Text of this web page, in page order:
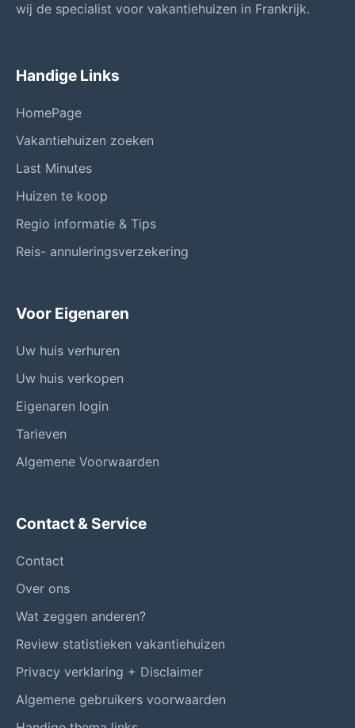
wij de specialist voor vakantiehuizen in Frankrijk.
Handige Links
HomePage
Vakantiehuizen zoeken
Last Minutes
Huizen te koop
Regio informatie & Tips
Reis- annuleringsverzekering
Voor Eigenaren
Uw huis verhuren
Uw huis verkopen
Eigenaren login
Tarieven
Algemene Voorwaarden
Contact & Service
Contact
Over ons
Wat zeggen anderen?
Review statistieken vakantiehuizen
Privacy verklaring + Disclaimer
Algemene gebruikers voorwaarden